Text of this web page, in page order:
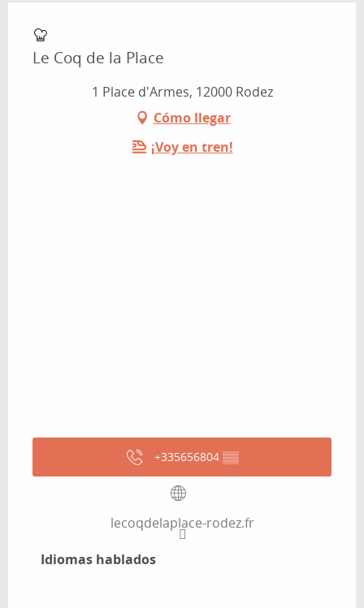
Le Coq de la Place
1 Place d'Armes, 12000 Rodez
Cómo llegar
¡Voy en tren!
+335656804 ▒▒
lecoqdelaplace-rodez.fr
Idiomas hablados
Idiomas hablados